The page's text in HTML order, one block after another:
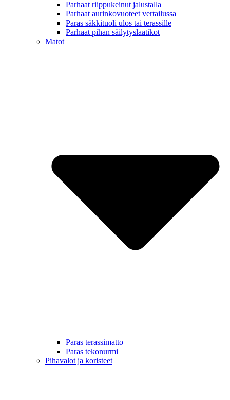
Parhaat riippukeinut jalustalla
Parhaat aurinkovuoteet vertailussa
Paras säkkituoli ulos tai terassille
Parhaat pihan säilytyslaatikot
Matot
Paras terassimatto
Paras tekonurmi
Pihavalot ja koristeet